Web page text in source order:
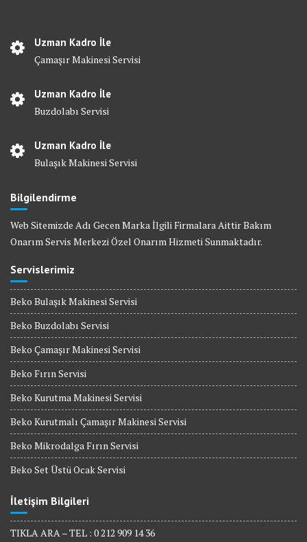
Uzman Kadro İle
Çamaşır Makinesi Servisi
Uzman Kadro İle
Buzdolabı Servisi
Uzman Kadro İle
Bulaşık Makinesi Servisi
Bilgilendirme
Web Sitemizde Adı Gecen Marka İlgili Firmalara Aittir Bakım
Onarım Servis Merkezi Özel Onarım Hizmeti Sunmaktadır.
Servislerimiz
Beko Bulaşık Makinesi Servisi
Beko Buzdolabı Servisi
Beko Çamaşır Makinesi Servisi
Beko Fırın Servisi
Beko Kurutma Makinesi Servisi
Beko Kurutmalı Çamaşır Makinesi Servisi
Beko Mikrodalga Fırın Servisi
Beko Set Üstü Ocak Servisi
İletişim Bilgileri
TIKLA ARA – TEL : 0 212 909 14 36